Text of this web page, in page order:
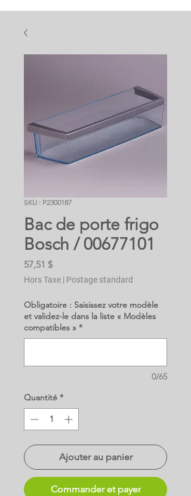
SKU : P2300187
Bac de porte frigo
Bosch / 00677101
57,51 $Prix
Hors Taxe | Postage standard
Obligatoire : Saisissez votre modèle
et validez-le dans la liste « Modèles
compatibles » *
0/65
Quantité *
Ajouter au panier
Commander et payer